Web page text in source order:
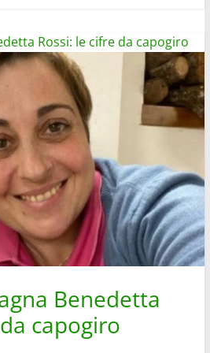
Rossi: le cifre da capogiro
Benedetta
capogiro